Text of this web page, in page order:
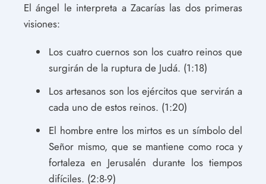
El ángel le interpreta a Zacarías las dos primeras
visiones:
Los cuatro cuernos son los cuatro reinos que
surgirán de la ruptura de Judá. (1:18)
Los artesanos son los ejércitos que servirán a
cada uno de estos reinos. (1:20)
El hombre entre los mirtos es un símbolo del
Señor mismo, que se mantiene como roca y
fortaleza en Jerusalén durante los tiempos
difíciles. (2:8-9)